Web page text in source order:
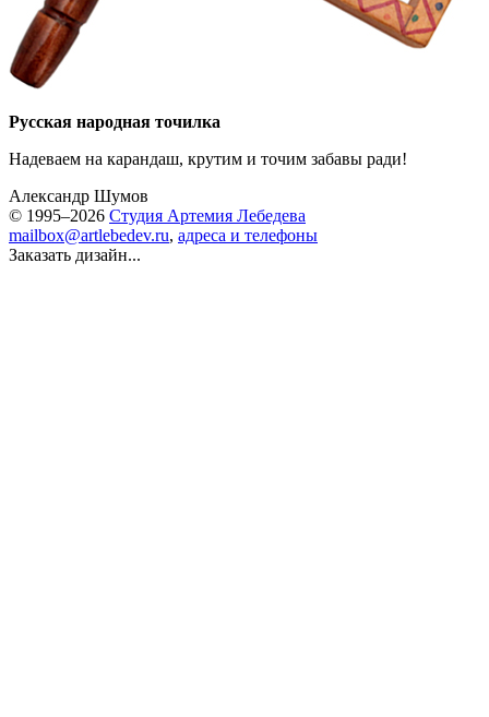
Русская народная точилка
Надеваем на карандаш, крутим и точим забавы ради!
Александр Шумов
© 1995–2026 Студия Артемия Лебедева
mailbox@artlebedev.ru, адреса и телефоны
Заказать дизайн...